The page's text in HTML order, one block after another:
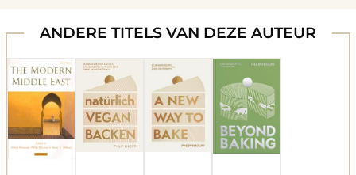
ANDERE TITELS VAN DEZE AUTEUR